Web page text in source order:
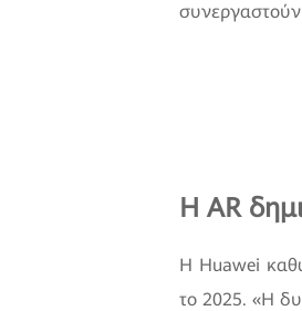
Η AR
Η Huawei
το 2025. «Η